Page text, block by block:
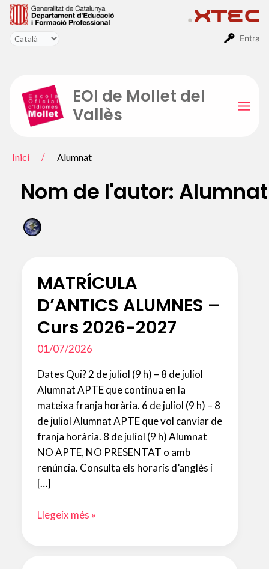
Entra
Vés
contingut
EOI de Mollet del
Vallès
Inici Alumnat
Nom de l'autor: Alumnat
MATRÍCULA
D’ANTICS ALUMNES –
Curs 2026-2027
01/07/2026
Dates Qui? 2 de juliol (9 h) – 8 de juliol
Alumnat APTE que continua en la
mateixa franja horària. 6 de juliol (9 h) – 8
de juliol Alumnat APTE que vol canviar de
franja horària. 8 de juliol (9 h) Alumnat
NO APTE, NO PRESENTAT o amb
renúncia. Consulta els horaris d’anglès i
[…]
MATRÍCULA
Llegeix més »